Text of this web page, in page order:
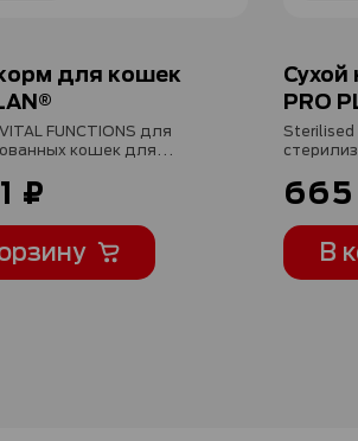
для кошек
FUNCTIONS для
кошек для
с лососем, 1.5
₽
PRO
Sterilised
мозга и
400 г
В